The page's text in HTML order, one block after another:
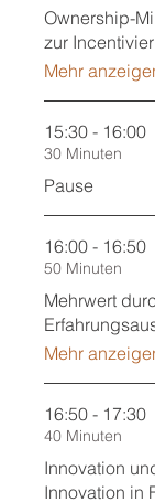
Ownership-
zur
Mehr
15:30 - 16:00
30 Minuten
Pause
16:00 - 16:50
50 Minuten
Mehrwert
Mehr
16:50 - 17:30
40 Minuten
Innovation
Innovation in